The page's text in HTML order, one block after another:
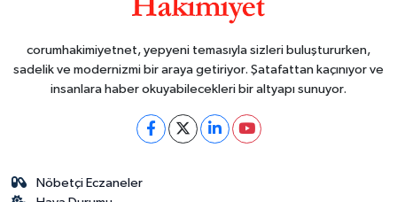
corumhakimiyetnet, yepyeni temasıyla sizleri buluştururken,
sadelik ve modernizmi bir araya getiriyor. Şatafattan kaçınıyor ve
insanlara haber okuyabilecekleri bir altyapı sunuyor.
Nöbetçi Eczaneler